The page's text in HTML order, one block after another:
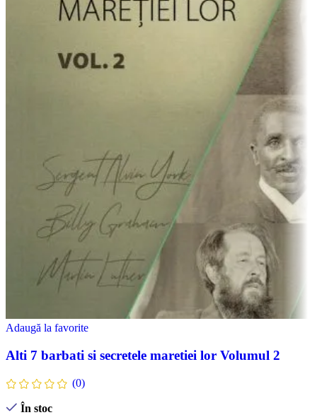
Adaugă la favorite
Alti 7 barbati si secretele maretiei lor Volumul 2
(0)
În stoc